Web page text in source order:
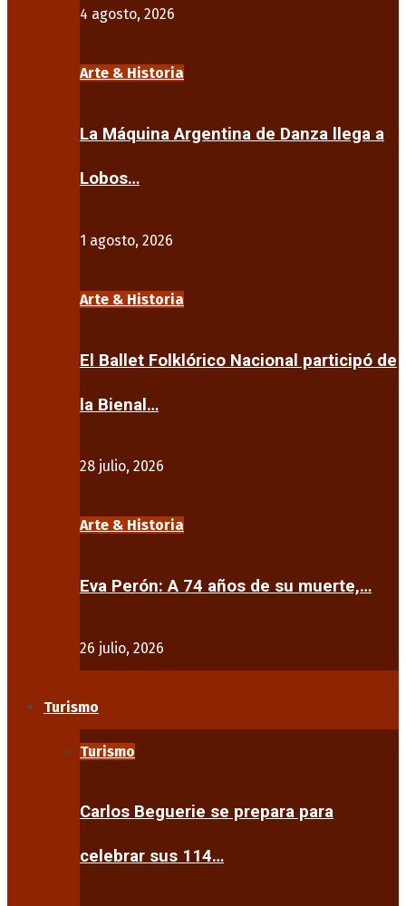
4 agosto, 2026
Arte & Historia
La Máquina Argentina de Danza llega a
Lobos…
1 agosto, 2026
Arte & Historia
El Ballet Folklórico Nacional participó de
la Bienal…
28 julio, 2026
Arte & Historia
Eva Perón: A 74 años de su muerte,…
26 julio, 2026
Turismo
Turismo
Carlos Beguerie se prepara para
celebrar sus 114…